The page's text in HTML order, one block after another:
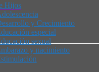
Hijos
y Crecimiento
especial
sexual
y nacimiento